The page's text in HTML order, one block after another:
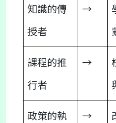
知識的傳
授者
→
課程的推
行者
→
政策的執
→